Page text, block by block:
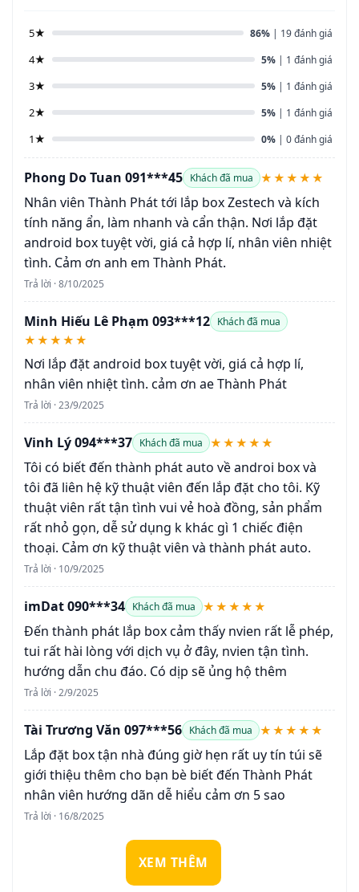
5★ 86% | 19 đánh giá
4★ 5% | 1 đánh giá
3★ 5% | 1 đánh giá
2★ 5% | 1 đánh giá
1★ 0% | 0 đánh giá
Phong Do Tuan 091***45 Khách đã mua ★★★★★
Nhân viên Thành Phát tới lắp box Zestech và kích
tính năng ẩn, làm nhanh và cẩn thận. Nơi lắp đặt
android box tuyệt vời, giá cả hợp lí, nhân viên nhiệt
tình. Cảm ơn anh em Thành Phát.
Trả lời · 8/10/2025
Minh Hiếu Lê Phạm 093***12 Khách đã mua
★★★★★
Nơi lắp đặt android box tuyệt vời, giá cả hợp lí,
nhân viên nhiệt tình. cảm ơn ae Thành Phát
Trả lời · 23/9/2025
Vinh Lý 094***37 Khách đã mua ★★★★★
Tôi có biết đến thành phát auto về androi box và
tôi đã liên hệ kỹ thuật viên đến lắp đặt cho tôi. Kỹ
thuật viên rất tận tình vui vẻ hoà đồng, sản phẩm
rất nhỏ gọn, dễ sử dụng k khác gì 1 chiếc điện
thoại. Cảm ơn kỹ thuật viên và thành phát auto.
Trả lời · 10/9/2025
imDat 090***34 Khách đã mua ★★★★★
Đến thành phát lắp box cảm thấy nvien rất lễ phép,
tui rất hài lòng với dịch vụ ở đây, nvien tận tình.
hướng dẫn chu đáo. Có dịp sẽ ủng hộ thêm
Trả lời · 2/9/2025
Tài Trương Văn 097***56 Khách đã mua ★★★★★
Lắp đặt box tận nhà đúng giờ hẹn rất uy tín túi sẽ
giới thiệu thêm cho bạn bè biết đến Thành Phát
nhân viên hướng dãn dễ hiểu cảm ơn 5 sao
Trả lời · 16/8/2025
XEM THÊM